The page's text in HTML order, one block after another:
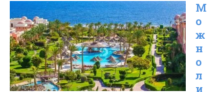
Казань
без
прививки
от
коронавируса
в
М
о
ж
н
о
л
и